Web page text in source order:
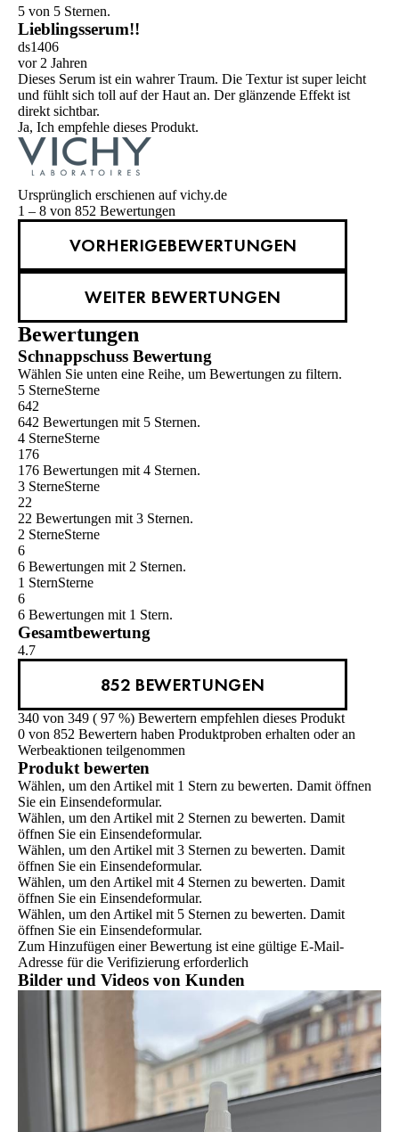
5 von 5 Sternen.
Lieblingsserum!!
ds1406
vor 2 Jahren
Dieses Serum ist ein wahrer Traum. Die Textur ist super leicht
und fühlt sich toll auf der Haut an. Der glänzende Effekt ist
direkt sichtbar.
Ja, Ich empfehle dieses Produkt.
Ursprünglich erschienen auf vichy.de
1 – 8 von 852 Bewertungen
VORHERIGEBEWERTUNGEN
WEITER BEWERTUNGEN
Bewertungen
Schnappschuss Bewertung
Wählen Sie unten eine Reihe, um Bewertungen zu filtern.
5 SterneSterne
642
642 Bewertungen mit 5 Sternen.
4 SterneSterne
176
176 Bewertungen mit 4 Sternen.
3 SterneSterne
22
22 Bewertungen mit 3 Sternen.
2 SterneSterne
6
6 Bewertungen mit 2 Sternen.
1 SternSterne
6
6 Bewertungen mit 1 Stern.
Gesamtbewertung
4.7
852 BEWERTUNGEN
340 von 349 ( 97 %) Bewertern empfehlen dieses Produkt
0 von 852 Bewertern haben Produktproben erhalten oder an
Werbeaktionen teilgenommen
Produkt bewerten
Wählen, um den Artikel mit 1 Stern zu bewerten. Damit öffnen
Sie ein Einsendeformular.
Wählen, um den Artikel mit 2 Sternen zu bewerten. Damit
öffnen Sie ein Einsendeformular.
Wählen, um den Artikel mit 3 Sternen zu bewerten. Damit
öffnen Sie ein Einsendeformular.
Wählen, um den Artikel mit 4 Sternen zu bewerten. Damit
öffnen Sie ein Einsendeformular.
Wählen, um den Artikel mit 5 Sternen zu bewerten. Damit
öffnen Sie ein Einsendeformular.
Zum Hinzufügen einer Bewertung ist eine gültige E-Mail-
Adresse für die Verifizierung erforderlich
Bilder und Videos von Kunden